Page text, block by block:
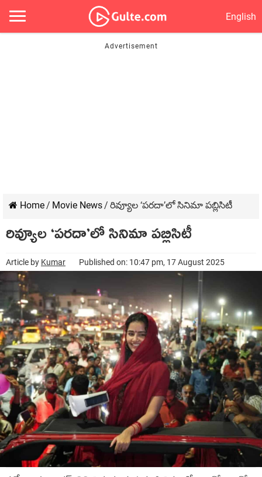
English
Home/ Movie News/ రివ్యూల ‘పరదా’లో సినిమా పబ్లిసిటీ
రివ్యూల ‘పరదా’లో సినిమా పబ్లిసిటీ
Article by Kumar Published on: 10:47 pm, 17 August 2025